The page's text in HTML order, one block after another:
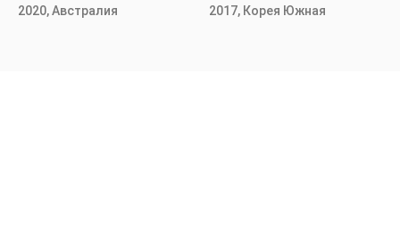
2020, Австралия 2017, Корея Южная